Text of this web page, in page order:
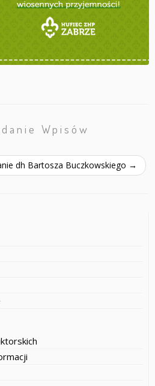
Wpisów
dh Bartosza Buczkowskiego →